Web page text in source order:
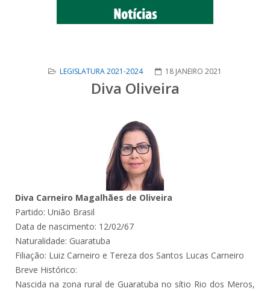
LEGISLATURA 2021-2024 18 JANEIRO 2021
Diva Oliveira
Diva Carneiro Magalhães de Oliveira
Partido: União Brasil
Data de nascimento: 12/02/67
Naturalidade: Guaratuba
Filiação: Luiz Carneiro e Tereza dos Santos Lucas Carneiro
Breve Histórico:
Nascida na zona rural de Guaratuba no sítio Rio dos Meros,